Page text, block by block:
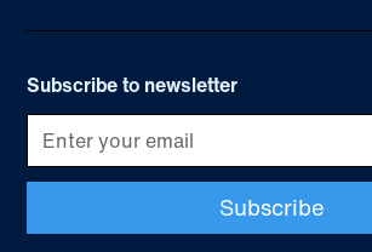
Subscribe to newsletter